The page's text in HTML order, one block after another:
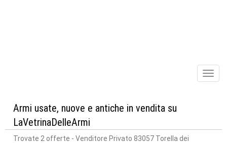
Armi usate, nuove e antiche in vendita su
LaVetrinaDelleArmi
Trovate 2 offerte - Venditore Privato 83057 Torella dei